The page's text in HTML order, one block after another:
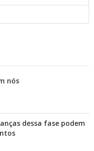
nós
dessa fase podem